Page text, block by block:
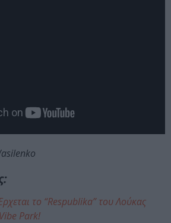
το “Respublika” του Λούκας
Park!